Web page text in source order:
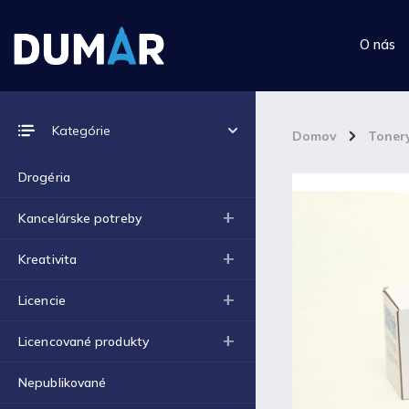
O nás
Domov /
Kategórie
Drogéria
Kancelárske potreby
Kreativita
Licencie
Licencované produkty
Nepublikované
1ks
Výkres školský A3 (180g) -
€0,12